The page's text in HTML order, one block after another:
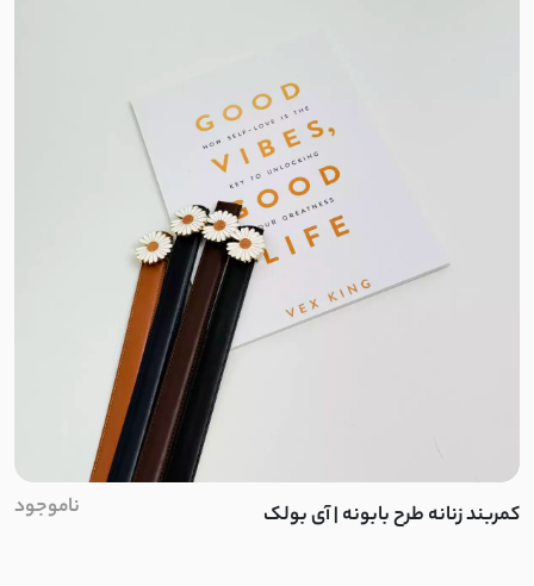
چکنده کشی
شانتون مکانیکی
کمربند زنانه طرح بابونه | آی بولک ناموجود